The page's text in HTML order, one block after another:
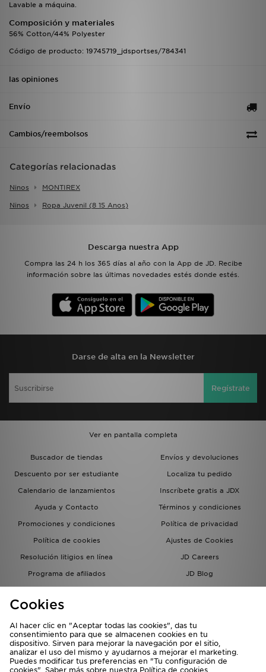
Lavable a máquina.
Composición y materiales
56% Cotton/44% Polyester
Código de producto: 19745719_jdsportses/784341
las opiniones
Envío
Cambios/reembolsos
Categorías relacionadas
Ninos MONTIREX
Ninos Ropa Juvenil (8 15 Anos)
Descarga nuestra App
Compra las 24 h los 365 días al año con la App de JD. Recibe
información sobre las últimas novedades estés donde estés.
Darse de alta en la Newsletter
Regístrate
Ver en pantalla completa
Buscador de tiendas
Envíos y devoluciones
Descuento por ser estudiante
Localiza tu pedido
Calendario de lanzamientos
Inscríbete gratis a JDX
Ayuda y Contacto
Términos y condiciones
Promociones y condiciones
Política de privacidad
Política de cookies
Ajustes de Cookies
Resolución litigios en línea
JD Careers
Programa de afiliados
JD Blog
del grupo JD - Whistleblowing
Cookies
Al hacer clic en "Aceptar todas las cookies", das tu
consentimiento para que se almacenen cookies en tu
dispositivo. Sirven para mejorar la navegación por el sitio,
analizar el uso del mismo y ayudarnos a mejorar el marketing.
Puedes modificar tus preferencias en "Tu configuración de
cookies". Saber más sobre nuestra Política de cookies